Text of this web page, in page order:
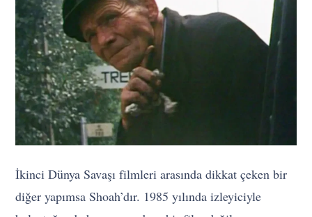
İkinci Dünya Savaşı filmleri arasında dikkat çeken bir
diğer yapımsa Shoah’dır. 1985 yılında izleyiciyle